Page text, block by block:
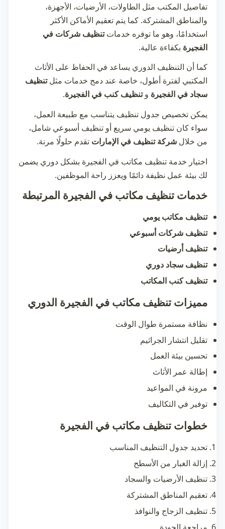
تفاصيل المكتب مثل الطاولات، الأرضيات، الأجهزة،
والمناطق المشتركة. كما يتم تعقيم الأماكن الأكثر
استخدامًا، وهو ما توفره خدماتتنظيف شركات في
الفجيرة بكفاءة عالية.
كما أن التنظيف الدوري يساعد في الحفاظ على الأثاث
المكتبي لفترة أطول، خاصة عند دمج خدمات مثلتنظيف
سجاد في الفجيرة وتنظيف كنب في الفجيرة.
يمكن تخصيص جدول تنظيف يتناسب مع طبيعة العمل،
سواء كان تنظيف يومي سريع أو تنظيف أسبوعي شامل،
من خلال شركة تنظيف في الإمارات تقدم حلولًا مرنة.
اختيار خدمة تنظيف مكاتب في الفجيرة بشكل دوري يضمن
لك بيئة عمل نظيفة دائمًا ويعزز راحة الموظفين.
خدمات تنظيف مكاتب في الفجيرة المرتبطة
تنظيف مكاتب يومي
تنظيف شركات أسبوعي
تنظيف أرضيات
تنظيف سجاد دوري
تنظيف كنب المكاتب
مميزات تنظيف مكاتب في الفجيرة الدوري
نظافة مستمرة طوال الوقت
تقليل انتشار الجراثيم
تحسين بيئة العمل
إطالة عمر الأثاث
مرونة في المواعيد
توفير في التكاليف
خطوات تنظيف مكاتب في الفجيرة
تحديد جدول التنظيف المناسب
إزالة الغبار من الأسطح
تنظيف الأرضيات والسجاد
تعقيم المناطق المشتركة
تنظيف الزجاج والنوافذ